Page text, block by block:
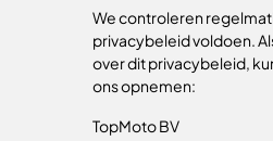
We controleren
privacybeleid voldoen.
over dit privacybeleid,
ons opnemen:
TopMoto BV